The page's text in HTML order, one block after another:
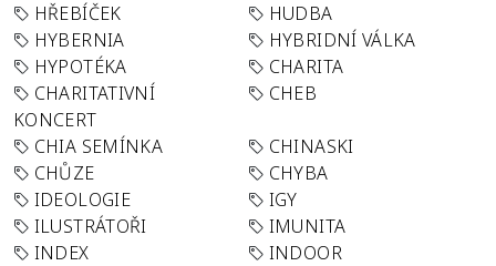
HŘEBÍČEK
HUDBA
HYBERNIA
HYBRIDNÍ VÁLKA
HYPOTÉKA
CHARITA
CHARITATIVNÍ
KONCERT
CHEB
CHIA SEMÍNKA
CHINASKI
CHŮZE
CHYBA
IDEOLOGIE
IGY
ILUSTRÁTOŘI
IMUNITA
INDEX
INDOOR